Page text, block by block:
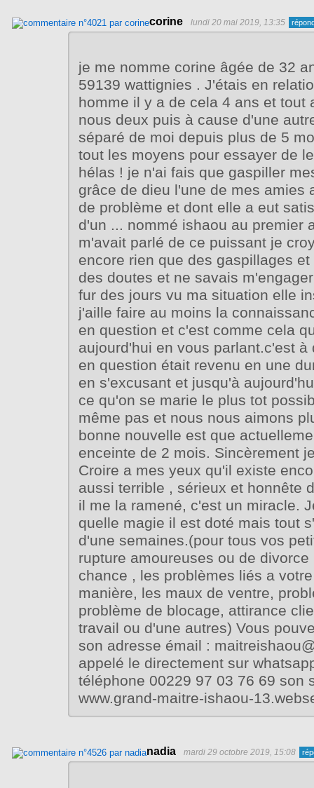
corine lundi 20 mai 2019, 13:35
je me nomme corine âgée de 32
59139 wattignies . J'étais en
homme il y a de cela 4 ans et tout
nous deux puis à cause d'une
séparé de moi depuis plus de 5
tout les moyens pour essayer de
hélas ! je n'ai fais que gaspiller
grâce de dieu l'une de mes amies
de problème et dont elle a eut
d'un ... nommé ishaou au premier
m'avait parlé de ce puissant je
encore rien que des gaspillages
des doutes et ne savais
fur des jours vu ma situation elle
j'aille faire au moins la
en question et c'est comme cela
aujourd'hui en vous parlant.c'est à
en question était revenu en une
en s'excusant et jusqu'à
ce qu'on se marie le plus tot
même pas et nous nous aimons
bonne nouvelle est que
enceinte de 2 mois. Sincèrement
Croire a mes yeux qu'il existe
aussi terrible , sérieux et honnête
il me la ramené, c'est un miracle.
quelle magie il est doté mais tout
d'une semaines.(pour tous vos
rupture amoureuses ou de
chance , les problèmes liés a
manière, les maux de ventre,
problème de blocage, attirance
travail ou d'une autres) Vous
son adresse émail :
appelé le directement sur
téléphone 00229 97 03 76 69 son
www.grand-maitre-ishaou-
nadia mardi 29 octobre 2019, 15:08